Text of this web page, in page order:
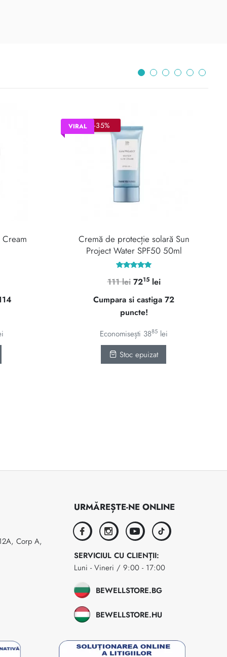
–35%
VIRAL
Cremă de protecție solară Sun
Project Water SPF50 50ml
5.00
din 5
111lei Prețul
inițial
fost:
111 lei.
7215 leiPrețul
curent
Cumpara si castiga 72
puncte!
Economisești 3885 lei
Stoc epuizat
Corp A,
URMĂREȘTE-NE ONLINE
facebookinstagramyoutubetiktok
SERVICIUL CU CLIENȚII:
Luni - Vineri / 9:00 - 17:00
BEWELLSTORE.BG
BEWELLSTORE.HU